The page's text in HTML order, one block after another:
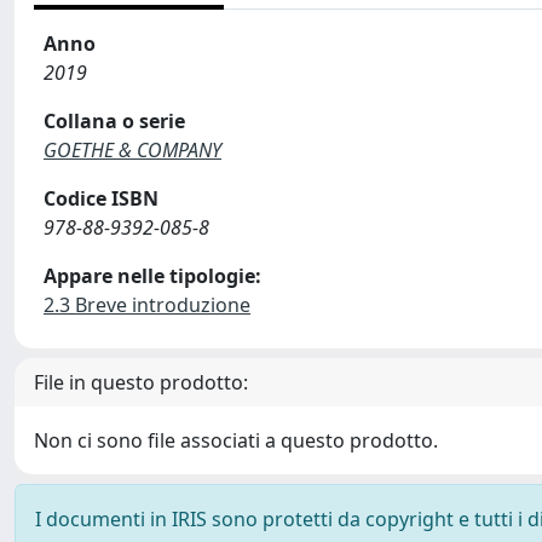
Anno
2019
Collana o serie
GOETHE & COMPANY
Codice ISBN
978-88-9392-085-8
Appare nelle tipologie:
2.3 Breve introduzione
File in questo prodotto:
Non ci sono file associati a questo prodotto.
I documenti in IRIS sono protetti da copyright e tutti i